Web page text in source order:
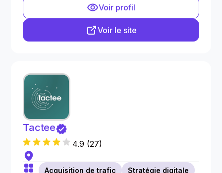
Voir profil
Voir le site
Tactee
4.9 (27)
Acquisition de trafic Stratégie digitale